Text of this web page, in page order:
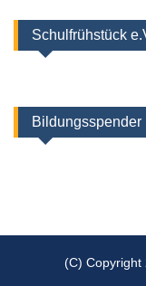
Schulfrühstück
Bildungsspender
(C) Copyright